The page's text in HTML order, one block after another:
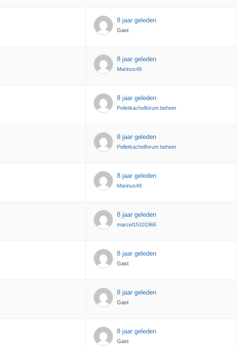
8 jaar geleden
Gast
8 jaar geleden
Marinus49
8 jaar geleden
Pelletkachelforum beheer
8 jaar geleden
Pelletkachelforum beheer
8 jaar geleden
Marinus49
8 jaar geleden
marcel15101966
8 jaar geleden
Gast
8 jaar geleden
Gast
8 jaar geleden
Gast